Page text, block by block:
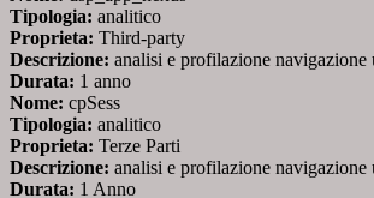
Tipologia: analitico
Proprieta: Third-party
Descrizione: analisi e profilazione navigazione
Durata: 1 anno
Nome: cpSess
Tipologia: analitico
Proprieta: Terze Parti
Descrizione: analisi e profilazione navigazione
Durata: 1 Anno